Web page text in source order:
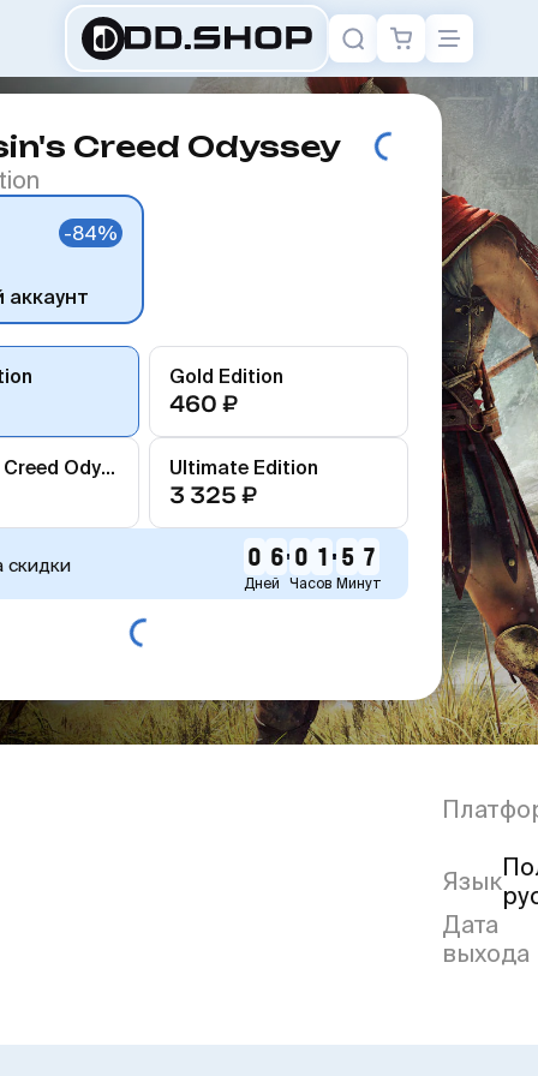
Creed Odyssey
-84%
аккаунт
Gold Edition
460 ₽
Assassin's Creed Odyssey Ultimate Edition
3 325 ₽
скидки 0 6
Дней
0 1
Часов
5 7
Минут
Язык
Дата
выхода